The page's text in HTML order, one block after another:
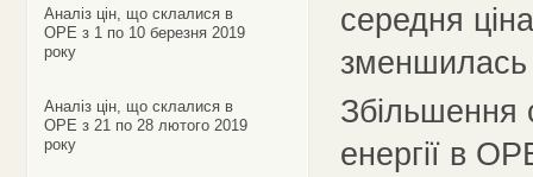
Аналіз цін, що склалися в
ОРЕ з 1 по 10 березня 2019
року
Аналіз цін, що склалися в
ОРЕ з 21 по 28 лютого 2019
року
середня
Збільшення
енергії в